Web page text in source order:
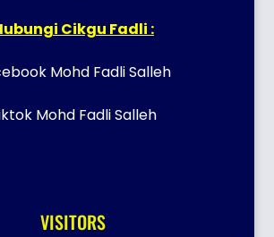
Cikgu Fadli :
Mohd Fadli Salleh
Mohd Fadli Salleh
VISITORS